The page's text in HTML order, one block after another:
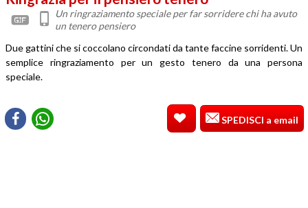
Un ringraziamento speciale per far sorridere chi ha avuto
un tenero pensiero
Due gattini che si coccolano circondati da tante faccine sorridenti. Un
semplice ringraziamento per un gesto tenero da una persona
speciale.
SPEDISCI a email